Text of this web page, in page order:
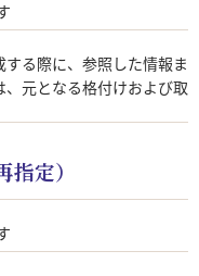
る際に、参照した情報
元となる格付けおよび取
定）